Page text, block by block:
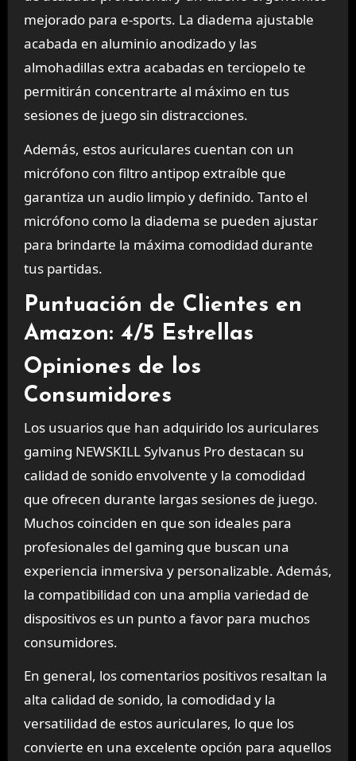
mejorado para e-sports. La diadema ajustable
acabada en aluminio anodizado y las
almohadillas extra acabadas en terciopelo te
permitirán concentrarte al máximo en tus
sesiones de juego sin distracciones.
Además, estos auriculares cuentan con un
micrófono con filtro antipop extraíble que
garantiza un audio limpio y definido. Tanto el
micrófono como la diadema se pueden ajustar
para brindarte la máxima comodidad durante
tus partidas.
Puntuación de Clientes en
Amazon: 4/5 Estrellas
Opiniones de los
Consumidores
Los usuarios que han adquirido los auriculares
gaming NEWSKILL Sylvanus Pro destacan su
calidad de sonido envolvente y la comodidad
que ofrecen durante largas sesiones de juego.
Muchos coinciden en que son ideales para
profesionales del gaming que buscan una
experiencia inmersiva y personalizable. Además,
la compatibilidad con una amplia variedad de
dispositivos es un punto a favor para muchos
consumidores.
En general, los comentarios positivos resaltan la
alta calidad de sonido, la comodidad y la
versatilidad de estos auriculares, lo que los
convierte en una excelente opción para aquellos